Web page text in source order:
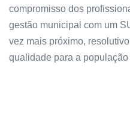
compromisso dos
gestão municipal com um
vez mais próximo,
qualidade para a população